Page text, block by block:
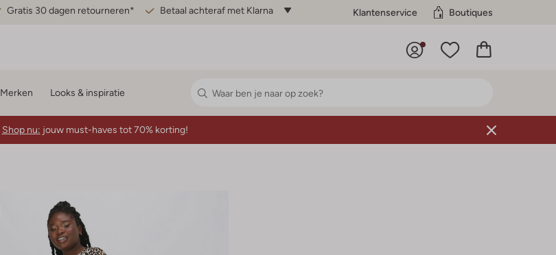
Gratis 30 dagen retourneren* Betaal achteraf met Klarna Klantenservice Boutiques
Merken Looks & inspiratie
Shop nu: jouw must-haves tot 70% korting!